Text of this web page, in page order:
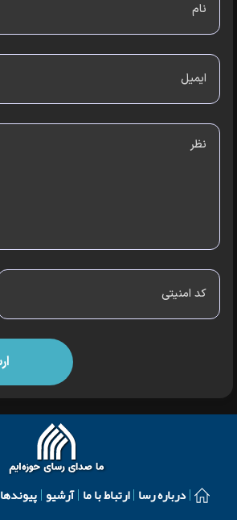
درباره رسا ارتباط با ما آرشیو پیوندها